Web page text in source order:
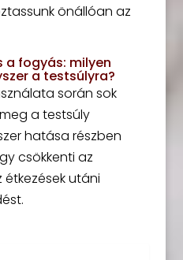
önállóan az
a fogyás: milyen
a testsúlyra?
során sok
a testsúly
hatása részben
csökkenti az
utáni